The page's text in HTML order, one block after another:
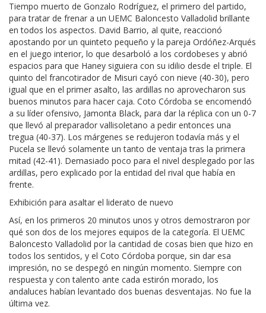
Tiempo muerto de Gonzalo Rodríguez, el primero del partido,
para tratar de frenar a un UEMC Baloncesto Valladolid brillante
en todos los aspectos. David Barrio, al quite, reaccionó
apostando por un quinteto pequeño y la pareja Ordóñez-Arqués
en el juego interior, lo que desarboló a los cordobeses y abrió
espacios para que Haney siguiera con su idilio desde el triple. El
quinto del francotirador de Misuri cayó con nieve (40-30), pero
igual que en el primer asalto, las ardillas no aprovecharon sus
buenos minutos para hacer caja. Coto Córdoba se encomendó
a su líder ofensivo, Jamonta Black, para dar la réplica con un 0-7
que llevó al preparador vallisoletano a pedir entonces una
tregua (40-37). Los márgenes se redujeron todavía más y el
Pucela se llevó solamente un tanto de ventaja tras la primera
mitad (42-41). Demasiado poco para el nivel desplegado por las
ardillas, pero explicado por la entidad del rival que había en
frente.
Exhibición para asaltar el liderato de nuevo
Así, en los primeros 20 minutos unos y otros demostraron por
qué son dos de los mejores equipos de la categoría. El UEMC
Baloncesto Valladolid por la cantidad de cosas bien que hizo en
todos los sentidos, y el Coto Córdoba porque, sin dar esa
impresión, no se despegó en ningún momento. Siempre con
respuesta y con talento ante cada estirón morado, los
andaluces habían levantado dos buenas desventajas. No fue la
última vez.